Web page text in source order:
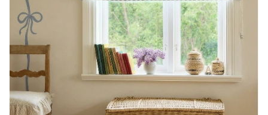
New products, collections and inspiration from
Gotain
SUBSCRIBE